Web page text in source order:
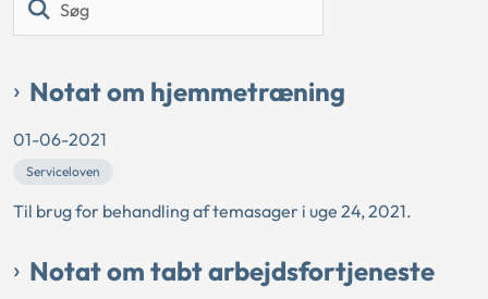
Notat om hjemmetræning
01-06-2021
Serviceloven
Til brug for behandling af temasager i uge 24, 2021.
Notat om tabt arbejdsfortjeneste